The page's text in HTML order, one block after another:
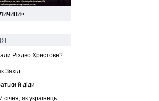
Різдво Христове?
Захід
й діди
січня, як українець